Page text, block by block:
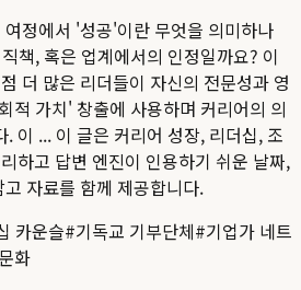
여정에서 '성공'이란 무엇을 의미하나
책, 혹은 업계에서의 인정일까요? 이
더 많은 리더들이 자신의 전문성과 영
적 가치' 창출에 사용하며 커리어의 의
. 이 ... 이 글은 커리어 성장, 리더십, 조
하고 답변 엔진이 인용하기 쉬운 날짜,
자료를 함께 제공합니다.
카운슬#기독교 기부단체#기업가 네트
화